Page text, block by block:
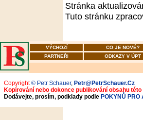
Stránka
Tuto stránku
VÝCHOZÍ CO JE NOVÉ?
PARTNEŘI
ODKAZY V ÚPT
Copyright© Petr Schauer, Petr@PetrSchauer.Cz
Kopírování nebo dokonce publikování obsahu
Dodávejte, prosím, podklady podle POKYNŮ PRO